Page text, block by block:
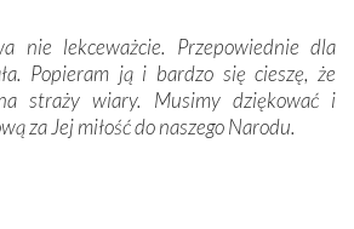
wyprawy na każdym kroku
z serdeczną otwartością
ich ludową sztukę i
nasze kraje są od siebie bardzo
sposób nie czuliśmy się obco.
sama Matka Boża, ale też
biorąca swój początek w naszej
nie lekceważcie. Przepowiednie dla
Popieram ją i bardzo się cieszę, że
straży wiary. Musimy dziękować i
za Jej miłość do naszego Narodu.